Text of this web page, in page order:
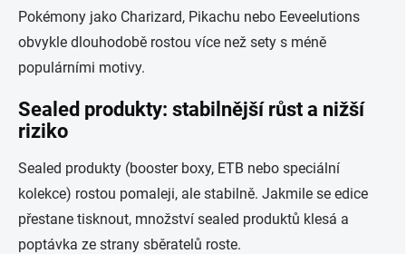
Pokémony jako Charizard, Pikachu nebo Eeveelutions
obvykle dlouhodobě rostou více než sety s méně
populárními motivy.
Sealed produkty: stabilnější růst a nižší
riziko
Sealed produkty (booster boxy, ETB nebo speciální
kolekce) rostou pomaleji, ale stabilně. Jakmile se edice
přestane tisknout, množství sealed produktů klesá a
poptávka ze strany sběratelů roste.